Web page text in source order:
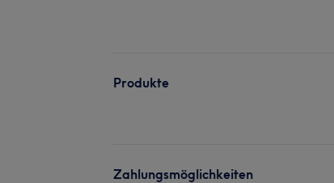
Produkte
Zahlungsmöglichkeiten